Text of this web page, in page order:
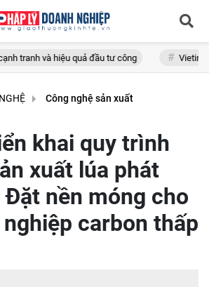
đầu tư công VietinBank - Ngân hàng
Công nghệ sản xuất
khai quy trình
xuất lúa phát
nền móng cho
carbon thấp